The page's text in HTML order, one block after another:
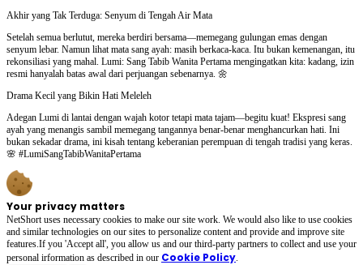
Akhir yang Tak Terduga: Senyum di Tengah Air Mata
Setelah semua berlutut, mereka berdiri bersama—memegang gulungan emas dengan
senyum lebar. Namun lihat mata sang ayah: masih berkaca-kaca. Itu bukan kemenangan, itu
rekonsiliasi yang mahal. Lumi: Sang Tabib Wanita Pertama mengingatkan kita: kadang, izin
resmi hanyalah batas awal dari perjuangan sebenarnya. 🌼
Drama Kecil yang Bikin Hati Meleleh
Adegan Lumi di lantai dengan wajah kotor tetapi mata tajam—begitu kuat! Ekspresi sang
ayah yang menangis sambil memegang tangannya benar-benar menghancurkan hati. Ini
bukan sekadar drama, ini kisah tentang keberanian perempuan di tengah tradisi yang keras.
🌸 #LumiSangTabibWanitaPertama
Your privacy matters
NetShort uses necessary cookies to make our site work. We would also like to use cookies
and similar technologies on our sites to personalize content and provide and improve site
features.If you 'Accept all', you allow us and our third-party partners to collect and use your
personal irformation as described in our Cookie Policy.